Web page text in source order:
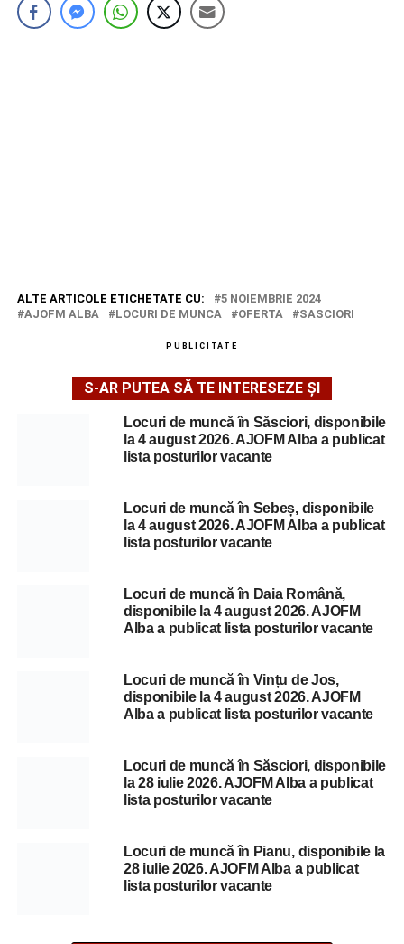
ALTE ARTICOLE ETICHETATE CU:
5 NOIEMBRIE 2024
AJOFM ALBA
LOCURI DE MUNCA OFERTA SASCIORI
PUBLICITATE
S-AR PUTEA SĂ TE INTERESEZE ȘI
Locuri de muncă în Săsciori, disponibile
la 4 august 2026. AJOFM Alba a publicat
lista posturilor vacante
Locuri de muncă în Sebeș, disponibile
la 4 august 2026. AJOFM Alba a publicat
lista posturilor vacante
Locuri de muncă în Daia Română,
disponibile la 4 august 2026. AJOFM
Alba a publicat lista posturilor vacante
Locuri de muncă în Vințu de Jos,
disponibile la 4 august 2026. AJOFM
Alba a publicat lista posturilor vacante
Locuri de muncă în Săsciori, disponibile
la 28 iulie 2026. AJOFM Alba a publicat
lista posturilor vacante
Locuri de muncă în Pianu, disponibile la
28 iulie 2026. AJOFM Alba a publicat
lista posturilor vacante